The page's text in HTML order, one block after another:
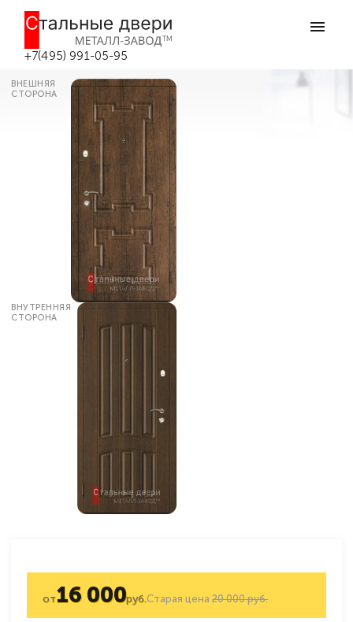
+7(495) 991-05-95
Входная дверь в деревянный дом
№186 в Москве
ВНЕШНЯЯ
СТОРОНА
ВНУТРЕННЯЯ
СТОРОНА
Старая цена20 000 руб.
от16 000руб.